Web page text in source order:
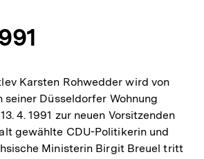
Karsten Rohwedder wird von
seiner Düsseldorfer Wohnung
4. 1991 zur neuen Vorsitzenden
gewählte CDU-Politikerin und
Ministerin Birgit Breuel tritt